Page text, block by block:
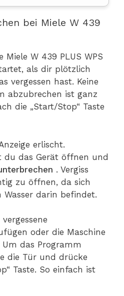
bei Miele W 439
Miele W 439 PLUS WPS
als dir plötzlich
vergessen hast. Keine
abzubrechen ist ganz
die „Start/Stop“ Taste
erlischt.
du das Gerät öffnen und
. Vergiss
zu öffnen, da sich
Wasser darin befindet.
oder die Maschine
das Programm
die Tür und drücke
Taste. So einfach ist